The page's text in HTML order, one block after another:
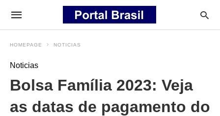
HOMEPAGE NOTICIAS
Noticias
Bolsa Família 2023: Veja
as datas de pagamento do